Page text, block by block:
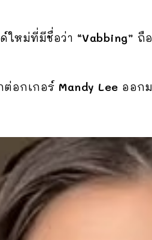
ใหม่ที่มีชื่อว่า “Vabbing” ถื
อกเกอร์ Mandy Lee ออก